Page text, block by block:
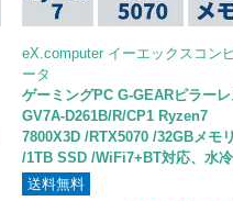
eX.computer イーエックスコン
ータ
ゲーミングPC G-GEARピラーレ
GV7A-D261B/R/CP1 Ryzen7
7800X3D /RTX5070 /32GBメモリ
/1TB SSD /WiFi7+BT対応、水
送料無料